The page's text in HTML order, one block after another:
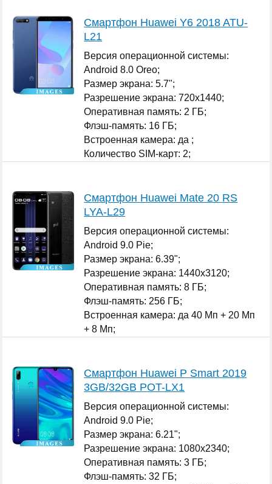
Смартфон Huawei Y6 2018 ATU-
L21
Версия операционной системы:
Android 8.0 Oreo;
Размер экрана: 5.7";
Разрешение экрана: 720x1440;
Оперативная память: 2 ГБ;
Флэш-память: 16 ГБ;
Встроенная камера: да ;
Количество SIM-карт: 2;
Смартфон Huawei Mate 20 RS
LYA-L29
Версия операционной системы:
Android 9.0 Pie;
Размер экрана: 6.39";
Разрешение экрана: 1440x3120;
Оперативная память: 8 ГБ;
Флэш-память: 256 ГБ;
Встроенная камера: да 40 Мп + 20 Мп
+ 8 Мп;
Смартфон Huawei P Smart 2019
3GB/32GB POT-LX1
Версия операционной системы:
Android 9.0 Pie;
Размер экрана: 6.21";
Разрешение экрана: 1080x2340;
Оперативная память: 3 ГБ;
Флэш-память: 32 ГБ;